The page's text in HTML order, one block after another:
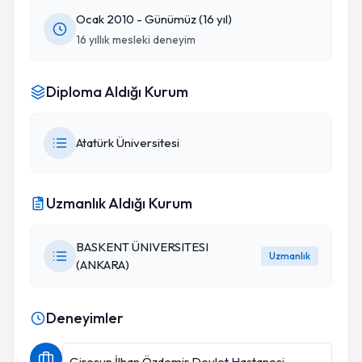
Ocak 2010 - Günümüz (16 yıl)
16 yıllık mesleki deneyim
Diploma Aldığı Kurum
Atatürk Üniversitesi
Uzmanlık Aldığı Kurum
BASKENT ÜNIVERSITESI
(ANKARA)
Uzmanlık
Deneyimler